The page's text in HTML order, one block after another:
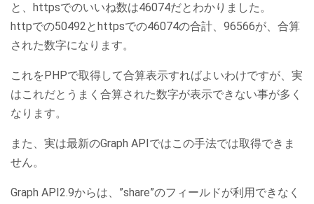
と、httpsでのいいね数は46074だとわかりました。
httpでの50492とhttpsでの46074の合計、96566が、合算
された数字になります。
これをPHPで取得して合算表示すればよいわけですが、実
はこれだとうまく合算された数字が表示できない事が多く
なります。
また、実は最新のGraph APIではこの手法では取得できま
せん。
Graph API2.9からは、”share”のフィールドが利用できなく